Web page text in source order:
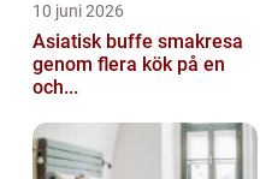
10 juni 2026
Asiatisk buffe smakresa
genom flera kök på en
och...